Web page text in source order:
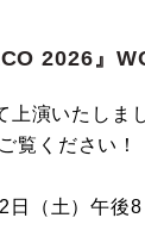
2026』
上演いたしま
覧ください！
日（土）午後